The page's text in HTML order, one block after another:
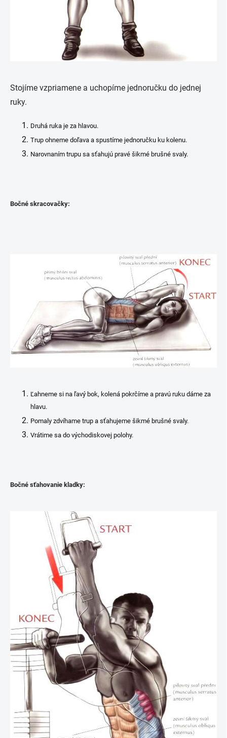
Stojíme vzpriamene a uchopíme jednoručku do jednej
ruky.
Druhá ruka je za hlavou.
Trup ohneme doľava a spustíme jednoručku ku kolenu.
Narovnaním trupu sa sťahujú pravé šikmé brušné svaly.
Bočné skracovačky:
Ľahneme si na ľavý bok, kolená pokrčíme a pravú ruku dáme za
hlavu.
Pomaly zdvíhame trup a sťahujeme šikmé brušné svaly.
Vrátime sa do východiskovej polohy.
Bočné sťahovanie kladky: